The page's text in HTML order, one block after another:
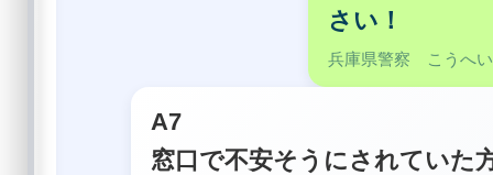
さい！
兵庫県警察 こうへ
A7
窓口で不安そうにされていた